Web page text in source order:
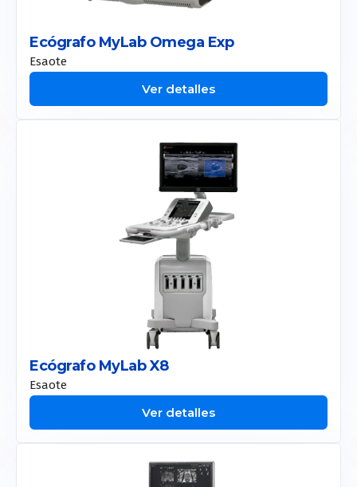
Ecógrafo MyLab Omega Exp
Esaote
Ver detalles
Ecógrafo MyLab X8
Esaote
Ver detalles